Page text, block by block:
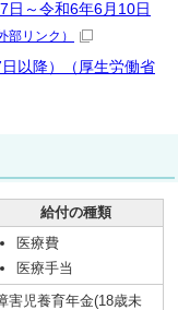
日～令和6年6月10日
部リンク）
以降）（厚生労働省
給付の種類
医療費
医療手当
害児養育年金(18歳未